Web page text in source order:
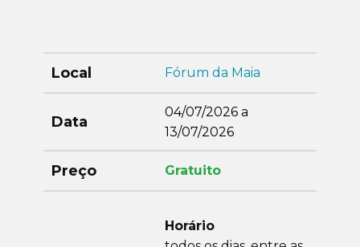
Local Fórum da Maia
Data
04/07/2026 a
13/07/2026
Preço Gratuito
Horário